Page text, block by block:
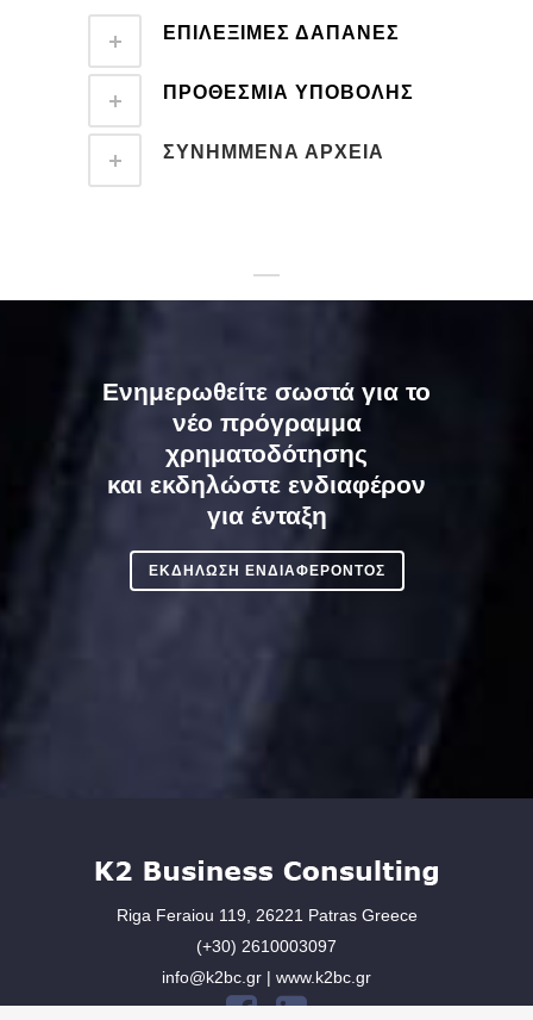
ΕΠΙΛΈΞΙΜΕΣ ΔΑΠΆΝΕΣ
ΠΡΟΘΕΣΜΙΑ ΥΠΟΒΟΛΗΣ
ΣΥΝΗΜΜΕΝΑ ΑΡΧΕΙΑ
Ενημερωθείτε σωστά για το
νέο πρόγραμμα
χρηματοδότησης
και εκδηλώστε ενδιαφέρον
για ένταξη
ΕΚΔΗΛΩΣΗ ΕΝΔΙΑΦΕΡΟΝΤΟΣ
Riga Feraiou 119, 26221 Patras Greece
(+30) 2610003097
info@k2bc.gr | www.k2bc.gr